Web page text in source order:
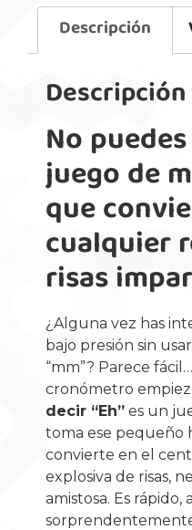
Descripción
Descripción
No
juego de
que
cualquier
risas
¿Alguna vez has
bajo presión sin
“mm”? Parece
cronómetro
decir “Eh” es un
toma ese pequeño
convierte en el
explosiva de risas,
amistosa. Es rápido,